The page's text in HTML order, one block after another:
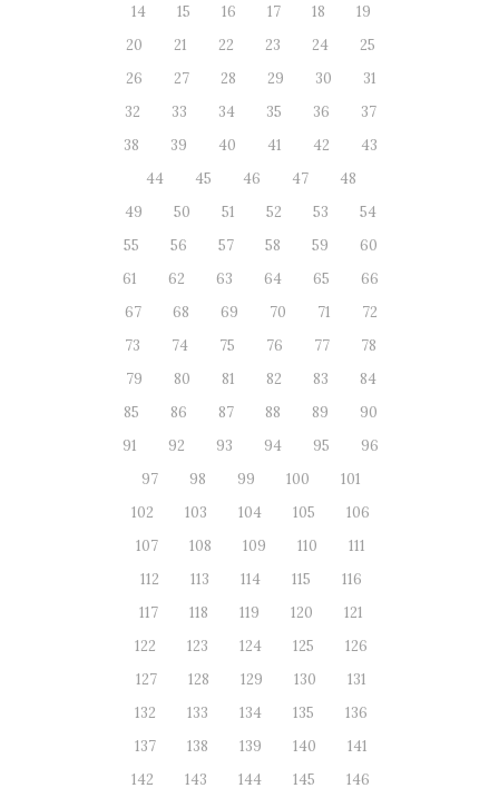
14
15 16 17 18
19
20
21 22 23 24
25
26
27 28 29 30
31
32
33 34 35 36
37
38
39 40 41 42
43
44
45 46 47
48
49
50 51 52 53
54
55
56 57 58 59
60
61
62 63 64 65
66
67
68 69 70 71
72
73
74 75 76 77
78
79
80 81 82 83
84
85
86 87 88 89
90
91
92 93 94 95
96
97
98 99 100
101
102
103 104 105
106
107
108 109 110
111
112
113 114 115
116
117
118 119 120
121
122
123 124 125
126
127
128 129 130
131
132
133 134 135
136
137
138 139 140
141
142
143 144 145
146